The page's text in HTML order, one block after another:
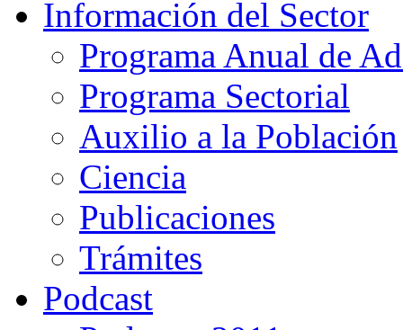
Información del Sector
Programa Anual de
Programa Sectorial
Auxilio a la Población
Ciencia
Publicaciones
Trámites
Podcast